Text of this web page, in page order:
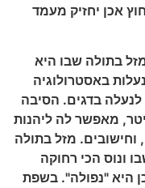
אכן יחזיק מעמד
בתולה שבו היא
באסטרולוגיה
בדגים. הסיבה
מאפשר לה ליהנות
וחישובים. מזל בתולה
ונוס הכי רחוקה
היא "נפולה". בשפת